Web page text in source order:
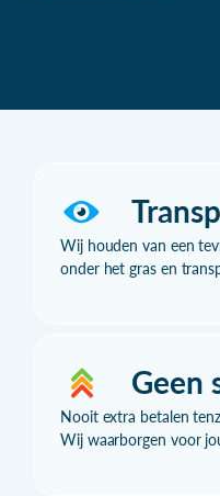
Wij houden van een
onder het gras en
Geen
Nooit extra betalen
Wij waarborgen voor